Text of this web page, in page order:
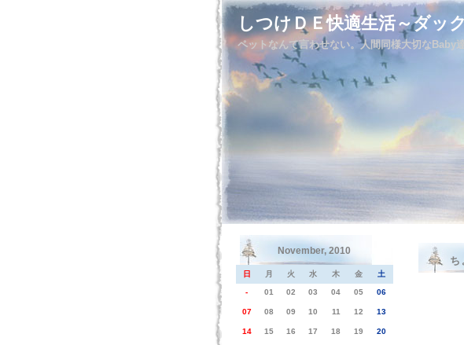
しつけＤＥ快適生活～ダッ
ペットなんて言わせない。人間同様大切なBaby
November, 2010
日 月 火 水 木 金 土
- 01 02 03 04 05 06
07 08 09 10 11 12 13
14 15 16 17 18 19 20
ち